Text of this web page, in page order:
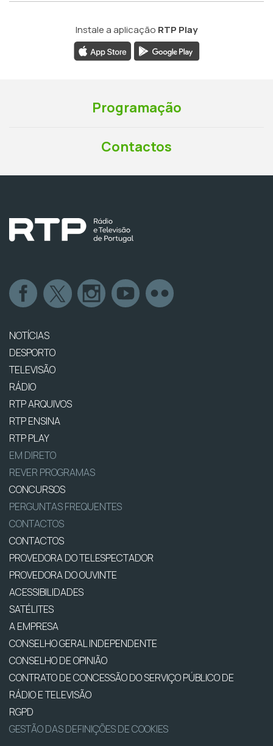
Instale a aplicação RTP Play
Programação
Contactos
NOTÍCIAS
DESPORTO
TELEVISÃO
RÁDIO
RTP ARQUIVOS
RTP ENSINA
RTP PLAY
EM DIRETO
REVER PROGRAMAS
CONCURSOS
PERGUNTAS FREQUENTES
CONTACTOS
CONTACTOS
PROVEDORA DO TELESPECTADOR
PROVEDORA DO OUVINTE
ACESSIBILIDADES
SATÉLITES
A EMPRESA
CONSELHO GERAL INDEPENDENTE
CONSELHO DE OPINIÃO
CONTRATO DE CONCESSÃO DO SERVIÇO PÚBLICO DE
RÁDIO E TELEVISÃO
RGPD
GESTÃO DAS DEFINIÇÕES DE COOKIES